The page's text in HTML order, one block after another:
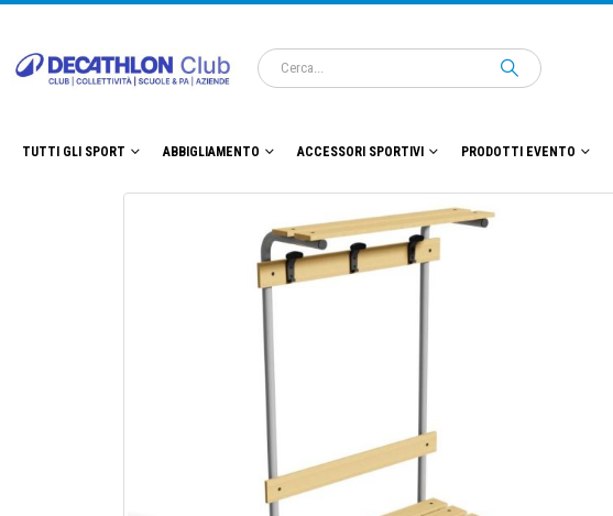
TUTTI GLI SPORT ABBIGLIAMENTO ACCESSORI SPORTIVI PRODOTTI EVENTO